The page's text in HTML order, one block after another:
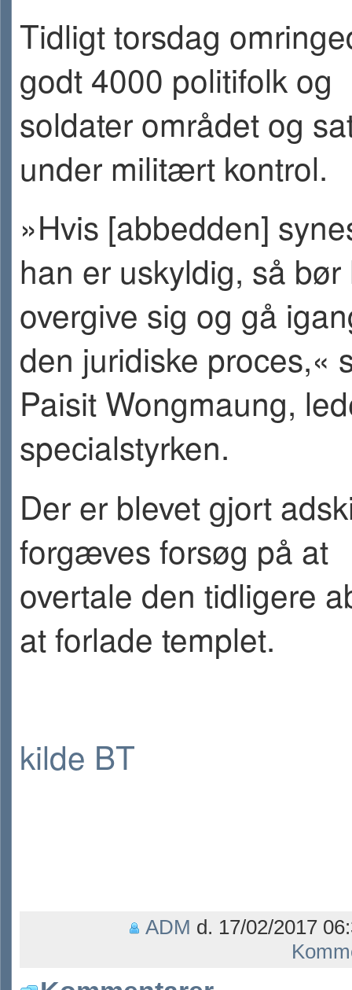
Tidligt torsdag
godt 4000 politifolk og
soldater området og
under militært kontrol.
»Hvis [abbedden]
han er uskyldig, så bør
overgive sig og gå
den juridiske proces,«
Paisit Wongmaung,
specialstyrken.
Der er blevet gjort
forgæves forsøg på at
overtale den tidligere
at forlade templet.
kilde BT
ADM d. 17/02/2017